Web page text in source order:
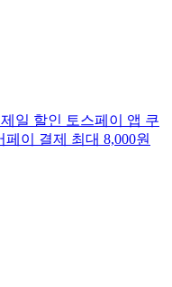
일 할인 토스페이 앱 쿠
페이 결제 최대 8,000원